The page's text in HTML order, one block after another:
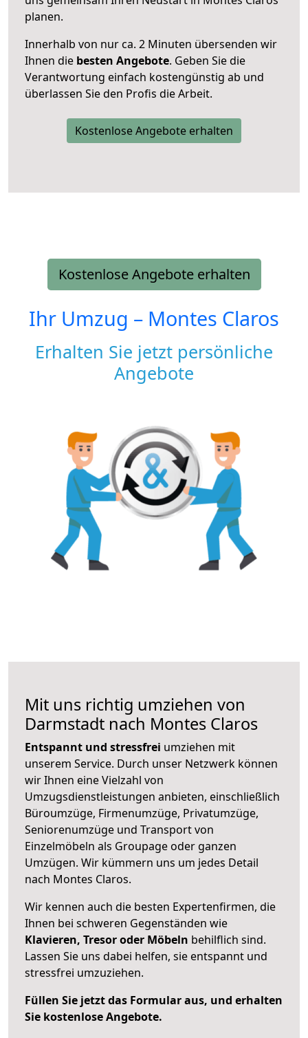
planen.
Innerhalb von nur ca. 2 Minuten übersenden wir
Ihnen die besten Angebote. Geben Sie die
Verantwortung einfach kostengünstig ab und
überlassen Sie den Profis die Arbeit.
Kostenlose Angebote erhalten
Kostenlose Angebote erhalten
Ihr Umzug – Montes Claros
Erhalten Sie jetzt persönliche
Angebote
Mit uns richtig umziehen von
Darmstadt nach Montes Claros
Entspannt und stressfrei umziehen mit
unserem Service. Durch unser Netzwerk können
wir Ihnen eine Vielzahl von
Umzugsdienstleistungen anbieten, einschließlich
Büroumzüge, Firmenumzüge, Privatumzüge,
Seniorenumzüge und Transport von
Einzelmöbeln als Groupage oder ganzen
Umzügen. Wir kümmern uns um jedes Detail
nach Montes Claros.
Wir kennen auch die besten Expertenfirmen, die
Ihnen bei schweren Gegenständen wie
Klavieren, Tresor oder Möbeln behilflich sind.
Lassen Sie uns dabei helfen, sie entspannt und
stressfrei umzuziehen.
Füllen Sie jetzt das Formular aus, und erhalten
Sie kostenlose Angebote.